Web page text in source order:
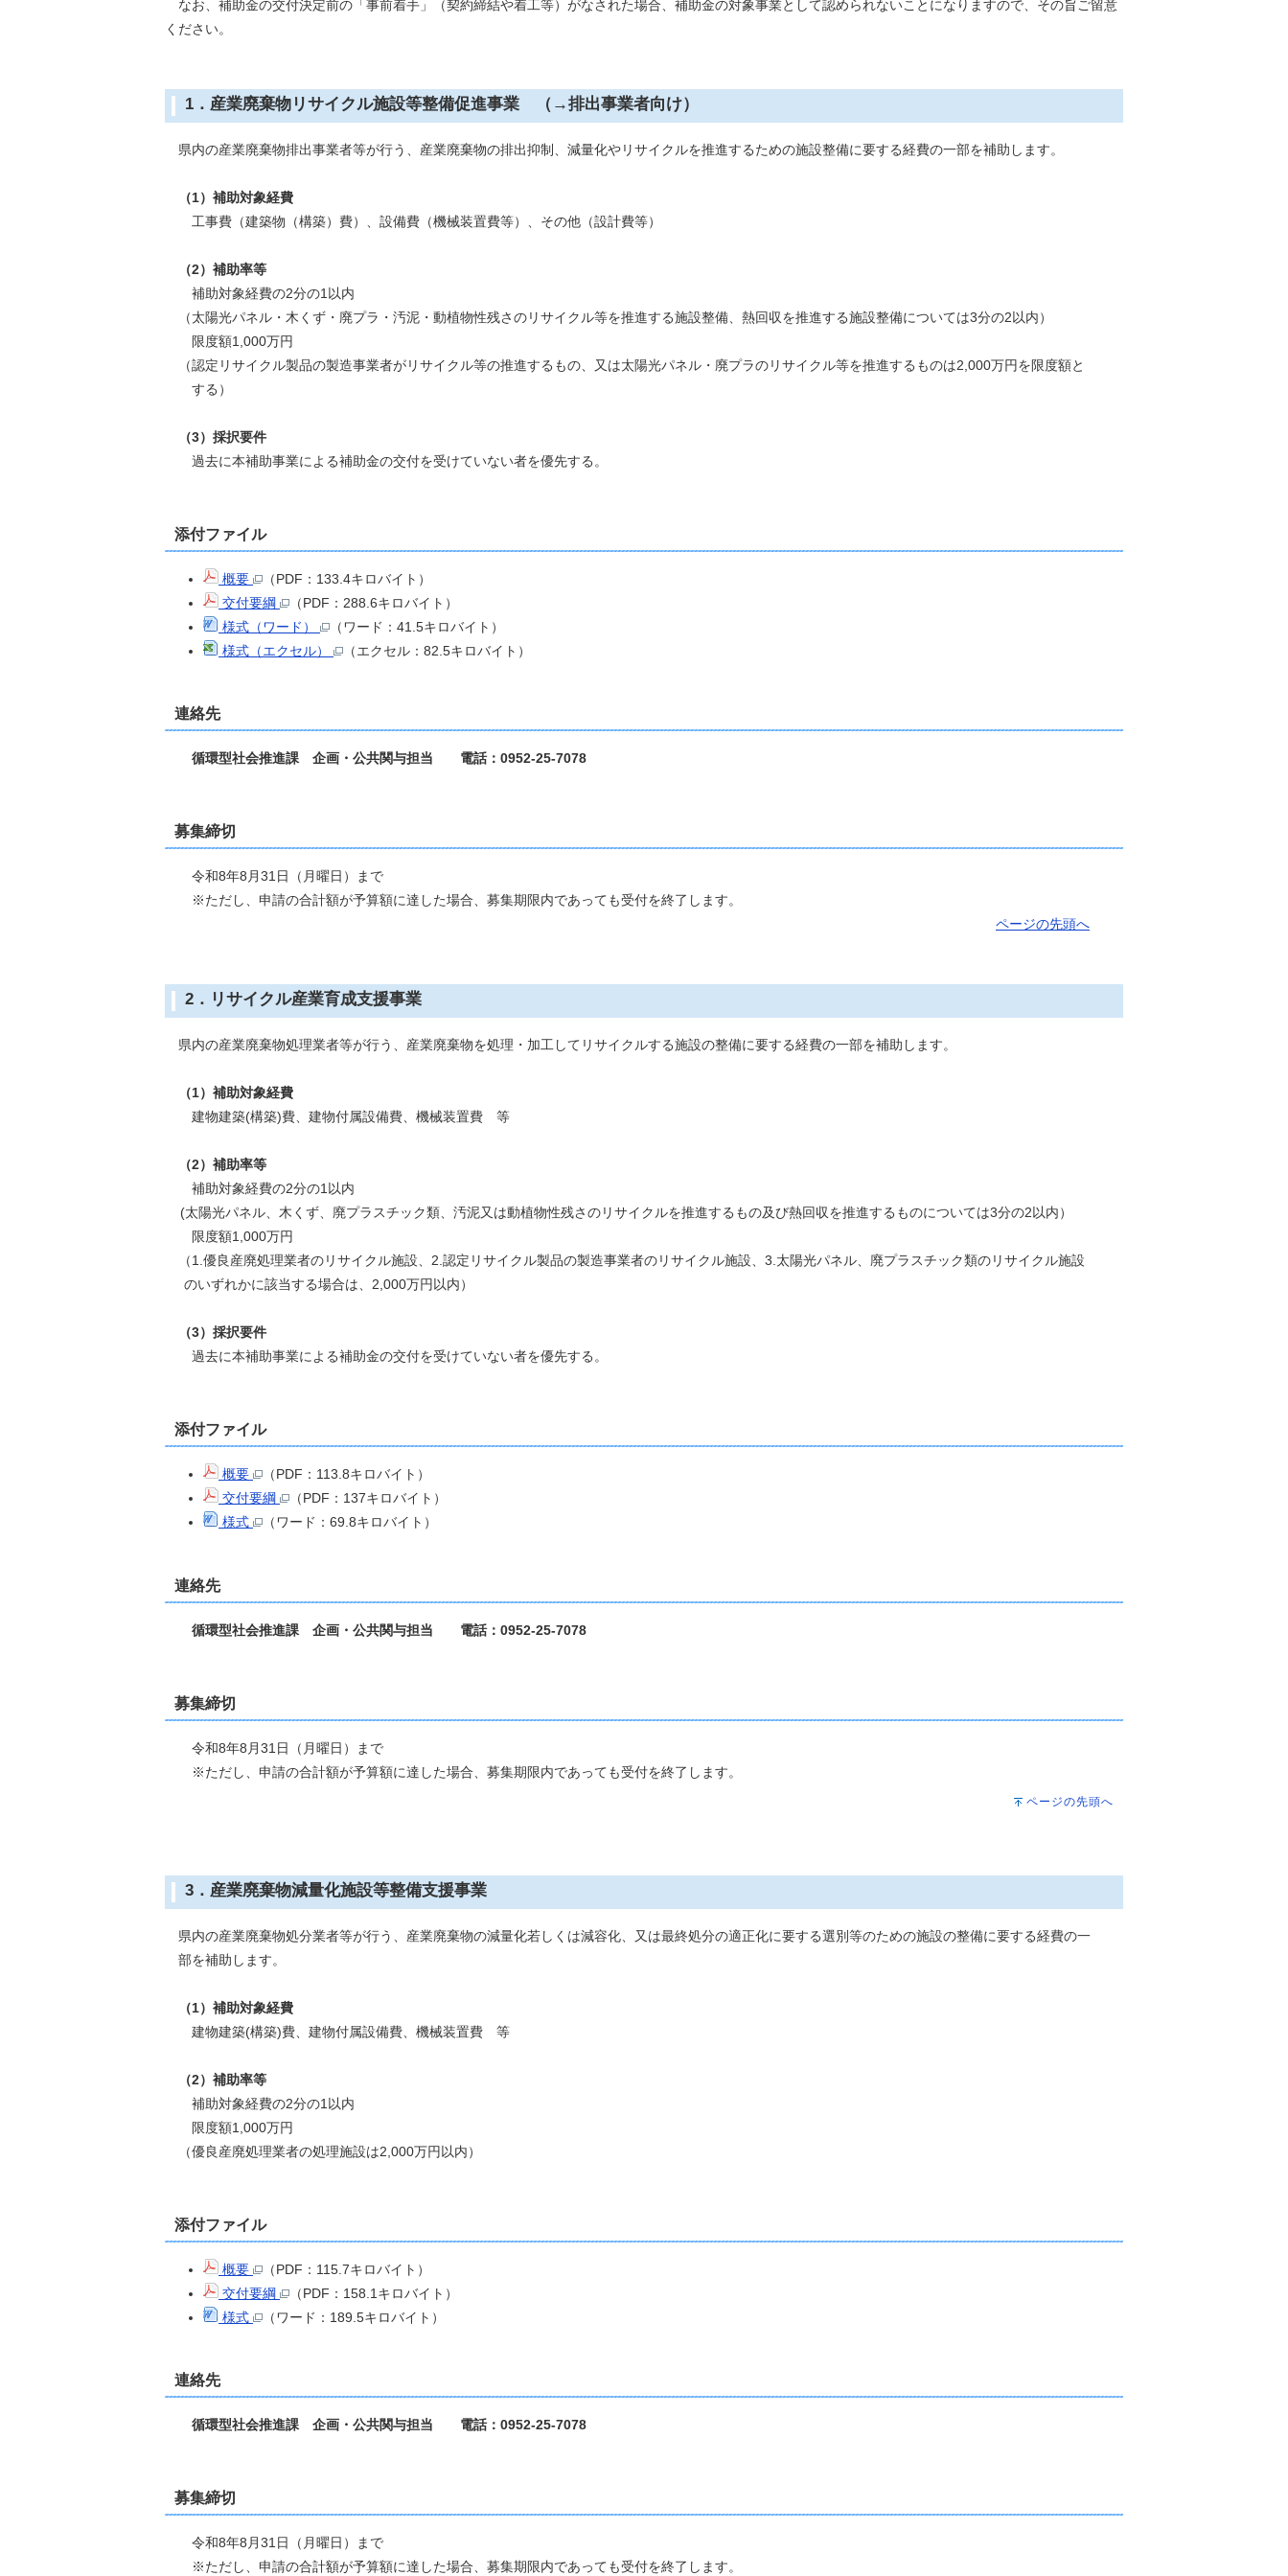
なお、補助金の交付決定前の「事前着手」（契約締結や着工等）がなされた場合、補助金の対象事業として認められないことになりますので、その旨ご留意
ください。
1．産業廃棄物リサイクル施設等整備促進事業 （→排出事業者向け）
県内の産業廃棄物排出事業者等が行う、産業廃棄物の排出抑制、減量化やリサイクルを推進するための施設整備に要する経費の一部を補助します。
（1）補助対象経費
工事費（建築物（構築）費）、設備費（機械装置費等）、その他（設計費等）
（2）補助率等
補助対象経費の2分の1以内
（太陽光パネル・木くず・廃プラ・汚泥・動植物性残さのリサイクル等を推進する施設整備、熱回収を推進する施設整備については3分の2以内）
限度額1,000万円
（認定リサイクル製品の製造事業者がリサイクル等の推進するもの、又は太陽光パネル・廃プラのリサイクル等を推進するものは2,000万円を限度額と
する）
（3）採択要件
過去に本補助事業による補助金の交付を受けていない者を優先する。
添付ファイル
概要
（PDF：133.4キロバイト）
交付要綱
（PDF：288.6キロバイト）
様式（ワード）
（ワード：41.5キロバイト）
様式（エクセル）
（エクセル：82.5キロバイト）
連絡先
循環型社会推進課 企画・公共関与担当 電話：0952-25-7078
募集締切
令和8年8月31日（月曜日）まで
※ただし、申請の合計額が予算額に達した場合、募集期限内であっても受付を終了します。
ページの先頭へ
2．リサイクル産業育成支援事業
県内の産業廃棄物処理業者等が行う、産業廃棄物を処理・加工してリサイクルする施設の整備に要する経費の一部を補助します。
（1）補助対象経費
建物建築(構築)費、建物付属設備費、機械装置費 等
（2）補助率等
補助対象経費の2分の1以内
(太陽光パネル、木くず、廃プラスチック類、汚泥又は動植物性残さのリサイクルを推進するもの及び熱回収を推進するものについては3分の2以内）
限度額1,000万円
（1.優良産廃処理業者のリサイクル施設、2.認定リサイクル製品の製造事業者のリサイクル施設、3.太陽光パネル、廃プラスチック類のリサイクル施設
のいずれかに該当する場合は、2,000万円以内）
（3）採択要件
過去に本補助事業による補助金の交付を受けていない者を優先する。
添付ファイル
概要
（PDF：113.8キロバイト）
交付要綱
（PDF：137キロバイト）
様式
（ワード：69.8キロバイト）
連絡先
循環型社会推進課 企画・公共関与担当 電話：0952-25-7078
募集締切
令和8年8月31日（月曜日）まで
※ただし、申請の合計額が予算額に達した場合、募集期限内であっても受付を終了します。
ページの先頭へ
3．産業廃棄物減量化施設等整備支援事業
県内の産業廃棄物処分業者等が行う、産業廃棄物の減量化若しくは減容化、又は最終処分の適正化に要する選別等のための施設の整備に要する経費の一
部を補助します。
（1）補助対象経費
建物建築(構築)費、建物付属設備費、機械装置費 等
（2）補助率等
補助対象経費の2分の1以内
限度額1,000万円
（優良産廃処理業者の処理施設は2,000万円以内）
添付ファイル
概要
（PDF：115.7キロバイト）
交付要綱
（PDF：158.1キロバイト）
様式
（ワード：189.5キロバイト）
連絡先
循環型社会推進課 企画・公共関与担当 電話：0952-25-7078
募集締切
令和8年8月31日（月曜日）まで
※ただし、申請の合計額が予算額に達した場合、募集期限内であっても受付を終了します。